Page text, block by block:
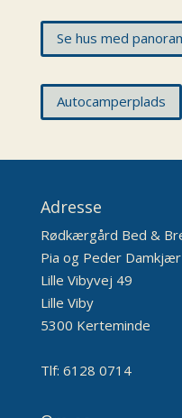
Se hus med
Autocamperplads
Adresse
Rødkærgård Bed &
Pia og Peder Damkjær
Lille Vibyvej 49
Lille Viby
5300 Kerteminde
Tlf: 6128 0714